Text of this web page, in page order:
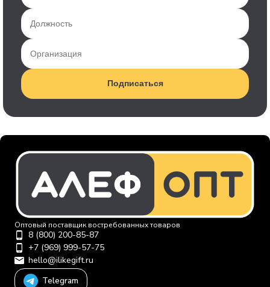
Подписаться
Оптовый поставщик востребованных товаров
8 (800) 200-85-87
+7 (969) 999-57-75
hello@ilikegift.ru
Telegram